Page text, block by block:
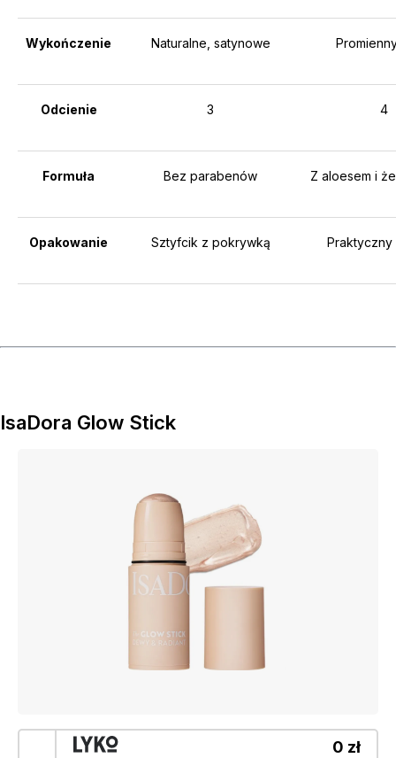
Wykończenie
Odcienie
Formuła
Opakowanie
Naturalne, satynowe
3
Bez parabenów
Sztyfcik z pokrywką
4
Z aloesem i
IsaDora Glow Stick
0 zł